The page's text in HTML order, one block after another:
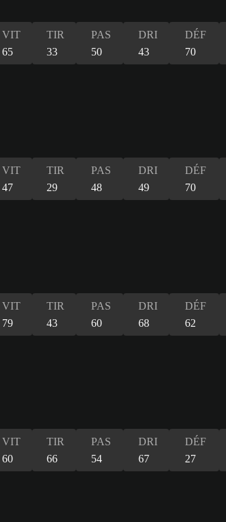
VIT
65
TIR
33
PAS
50
DRI
43
DÉF
70
VIT
47
TIR
29
PAS
48
DRI
49
DÉF
70
VIT
79
TIR
43
PAS
60
DRI
68
DÉF
62
VIT
60
TIR
66
PAS
54
DRI
67
DÉF
27